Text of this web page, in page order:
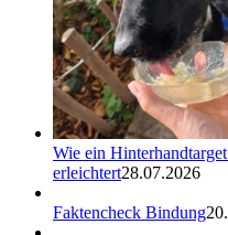
Wie ein
erleichtert28.07.2026
Faktencheck Bindung